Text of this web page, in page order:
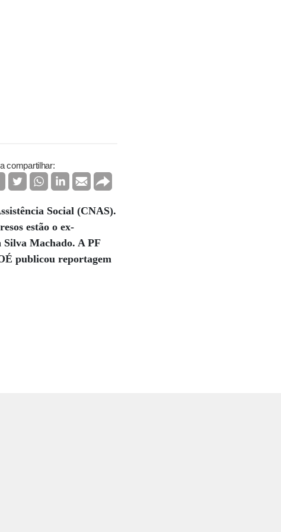
compartilhar:
Social (CNAS).
estão o ex-
Silva Machado. A PF
publicou reportagem